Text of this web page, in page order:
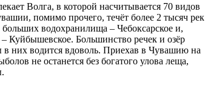
Волга, в которой насчитывается 70 видов
помимо прочего, течёт более 2 тысяч рек
водохранилища – Чебоксарское и,
Куйбышевское. Большинство речек и озёр
них водится вдоволь. Приехав в Чувашию на
не останется без богатого улова леща,